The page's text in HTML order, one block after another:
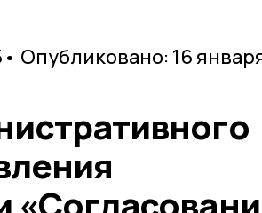
• Опубликовано: 16